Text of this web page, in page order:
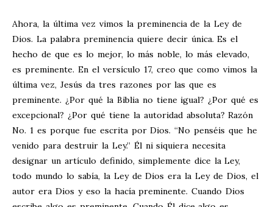
Ahora, la última vez vimos la preminencia de la Ley de
Dios. La palabra preminencia quiere decir única. Es el
hecho de que es lo mejor, lo más noble, lo más elevado,
es preminente. En el versículo 17, creo que como vimos la
última vez, Jesús da tres razones por las que es
preminente. ¿Por qué la Biblia no tiene igual? ¿Por qué es
excepcional? ¿Por qué tiene la autoridad absoluta? Razón
No. 1 es porque fue escrita por Dios. “No penséis que he
venido para destruir la Ley.” Él ni siquiera necesita
designar un artículo definido, simplemente dice la Ley,
todo mundo lo sabía, la Ley de Dios era la Ley de Dios, el
autor era Dios y eso la hacía preminente. Cuando Dios